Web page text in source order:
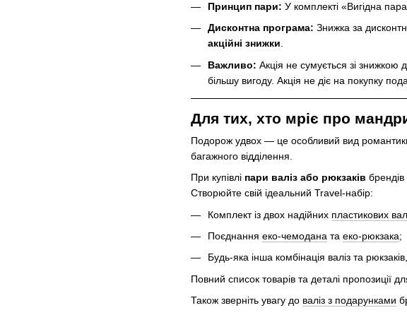
Принцип пари: У комплекті «Вигідна
Дисконтна програма: Знижка за
акційні знижки.
Важливо: Акція не сумується зі
більшу вигоду. Акція не діє на покупку
Для тих, хто мріє про
Подорож удвох — це особливий вид
багажного відділення.
При купівлі пари валіз або рюкзаків
Створюйте свій ідеальний Travel-набір:
Комплект із двох надійних пластикових
Поєднання еко-чемодана та еко-рюкзака;
Будь-яка інша комбінація валіз та
Повний список товарів та деталі пропозиції
Також зверніть увагу до валіз з подарунками